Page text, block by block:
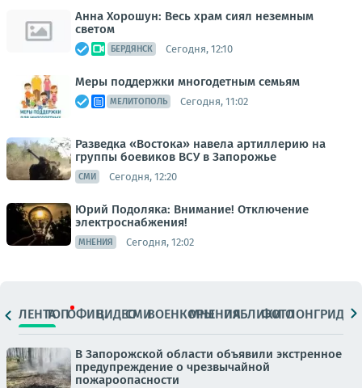
Анна Хорошун: Весь храм сиял неземным
светом
БЕРДЯНСК Сегодня, 12:10
Меры поддержки многодетным семьям
МЕЛИТОПОЛЬ Сегодня, 11:02
Разведка «Востока» навела артиллерию на
группы боевиков ВСУ в Запорожье
СМИ Сегодня, 12:20
Юрий Подоляка: Внимание! Отключение
электроснабжения!
МНЕНИЯ Сегодня, 12:02
ЛЕНТАТОПОФИЦ.ВИДЕОСМИВОЕНКОРЫМНЕНИЯПАБЛИКИ
ФОТОЛОНГРИДЫ
В Запорожской области объявили экстренное
предупреждение о чрезвычайной
пожароопасности